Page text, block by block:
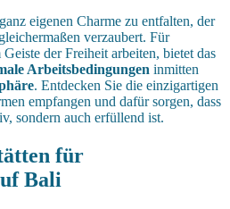
eigenen Charme zu entfalten, der
verzaubert. Für
der Freiheit arbeiten, bietet das
Arbeitsbedingungen inmitten
. Entdecken Sie die einzigartigen
empfangen und dafür sorgen, dass
sondern auch erfüllend ist.
für
Bali